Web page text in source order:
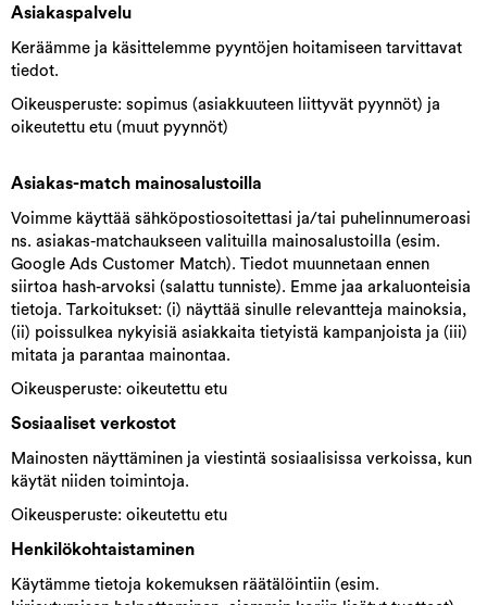
Asiakaspalvelu
Keräämme ja käsittelemme pyyntöjen hoitamiseen tarvittavat
tiedot.
Oikeusperuste: sopimus (asiakkuuteen liittyvät pyynnöt) ja
oikeutettu etu (muut pyynnöt)
Asiakas-match mainosalustoilla
Voimme käyttää sähköpostiosoitettasi ja/tai puhelinnumeroasi
ns. asiakas-matchaukseen valituilla mainosalustoilla (esim.
Google Ads Customer Match). Tiedot muunnetaan ennen
siirtoa hash-arvoksi (salattu tunniste). Emme jaa arkaluonteisia
tietoja. Tarkoitukset: (i) näyttää sinulle relevantteja mainoksia,
(ii) poissulkea nykyisiä asiakkaita tietyistä kampanjoista ja (iii)
mitata ja parantaa mainontaa.
Oikeusperuste: oikeutettu etu
Sosiaaliset verkostot
Mainosten näyttäminen ja viestintä sosiaalisissa verkoissa, kun
käytät niiden toimintoja.
Oikeusperuste: oikeutettu etu
Henkilökohtaistaminen
Käytämme tietoja kokemuksen räätälöintiin (esim.